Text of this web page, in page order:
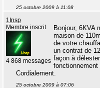
25 octobre 2009 à 11:08
1Insp
Membre inscrit
4 868 messages
Bonjour, 6KVA
maison de
de votre
un contrat de
façon à
fonctionnement
Cordialement.
25 octobre 2009 à 07:06